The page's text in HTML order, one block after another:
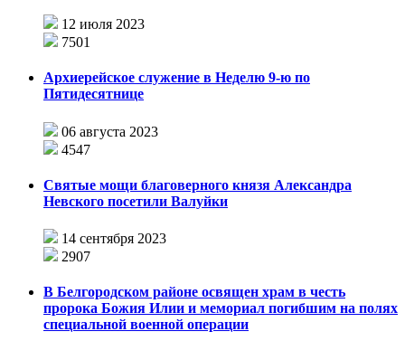
12 июля 2023
7501
Архиерейское служение в Неделю 9-ю по
Пятидесятнице
06 августа 2023
4547
Святые мощи благоверного князя Александра
Невского посетили Валуйки
14 сентября 2023
2907
В Белгородском районе освящен храм в честь
пророка Божия Илии и мемориал погибшим на полях
специальной военной операции